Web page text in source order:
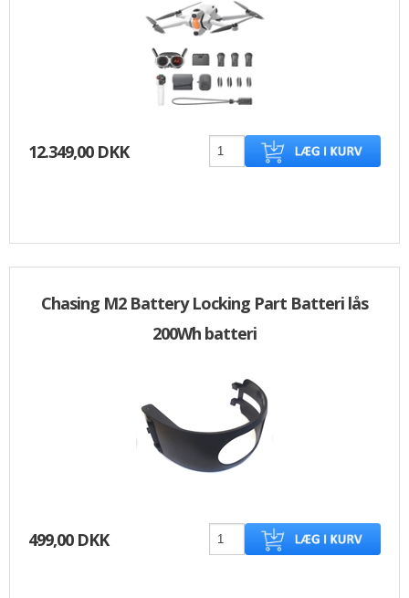
12.349,00 DKK
Chasing M2 Battery Locking Part Batteri lås
200Wh batteri
499,00 DKK